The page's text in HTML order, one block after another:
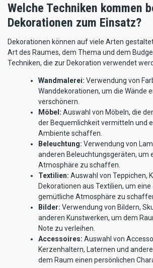
Welche Techniken kommen
Dekorationen zum Einsatz?
Dekorationen können auf viele Arten
Art des Raumes, dem Thema und dem
Techniken, die zur Dekoration verwendet
Wandmalerei: Verwendung von
Wanddekorationen, um die Wände
verschönern.
Möbel: Auswahl von Möbeln, die
der Bequemlichkeit vermitteln und
Ambiente schaffen.
Beleuchtung: Verwendung von
anderen Beleuchtungsgeräten, um
Atmosphäre zu schaffen.
Textilien: Auswahl von Teppichen,
Dekorationen aus Textilien, um
gemütliche Atmosphäre zu
Bilder: Verwendung von Bildern,
anderen Kunstwerken, um dem
Note zu verleihen.
Accessoires: Auswahl von
Kerzenhaltern, Laternen und
dem Raum einen persönlichen